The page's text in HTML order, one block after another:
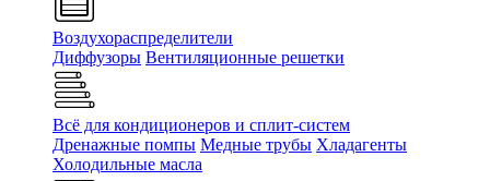
Воздухораспределители
Диффузоры Вентиляционные решетки
Всё для кондиционеров и сплит-систем
Дренажные помпы Медные трубы Хладагенты
Холодильные масла